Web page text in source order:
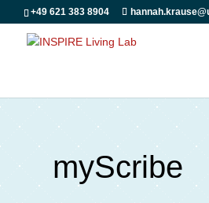
+49 621 383 8904
myScribe